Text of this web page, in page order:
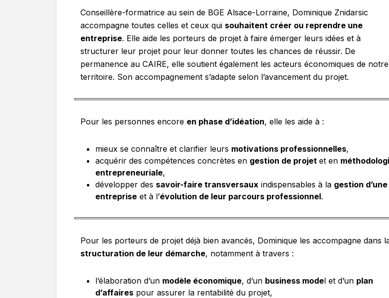
Conseillère-formatrice au sein de BGE Alsace-Lorraine, Dominique Znidarsic
accompagne toutes celles et ceux qui souhaitent créer ou reprendre une
entreprise. Elle aide les porteurs de projet à faire émerger leurs idées et à
structurer leur projet pour leur donner toutes les chances de réussir. De
permanence au CAIRE, elle soutient également les acteurs économiques de notre
territoire. Son accompagnement s’adapte selon l’avancement du projet.
Pour les personnes encore en phase d’idéation, elle les aide à :
mieux se connaître et clarifier leurs motivations professionnelles,
acquérir des compétences concrètes en gestion de projet et en
entrepreneuriale,
développer des savoir-faire transversaux indispensables à la gestion d’une
entreprise et à l’évolution de leur parcours professionnel.
Pour les porteurs de projet déjà bien avancés, Dominique les accompagne dans
structuration de leur démarche, notamment à travers :
l’élaboration d’un modèle économique, d’un business model et d’un plan
d’affaires pour assurer la rentabilité du projet,